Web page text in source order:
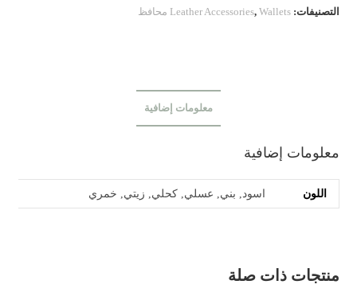
التصنيفات: Leather Accessories, Wallets محافظ
معلومات إضافية
معلومات إضافية
اللون اسود, بني, عسلي, كحلي, زيتي, خمري
منتجات ذات صلة